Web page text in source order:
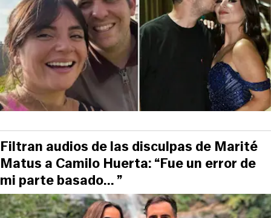
Filtran audios de las disculpas de Marité
Matus a Camilo Huerta: “Fue un error de
mi parte basado... ”